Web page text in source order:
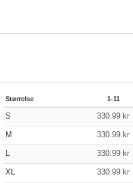
Størrelse 1-11
S 330.99 kr
M 330.99 kr
330.99 kr
XL 330.99 kr